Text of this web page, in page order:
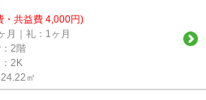
・共益費 4,000円)
月｜礼：1ヶ月
2階
2K
㎡